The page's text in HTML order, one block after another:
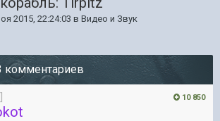
2015, 22:24:03 в Видео и Звук
комментариев
10 850